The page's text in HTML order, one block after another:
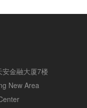
安金融大厦7楼
New Area